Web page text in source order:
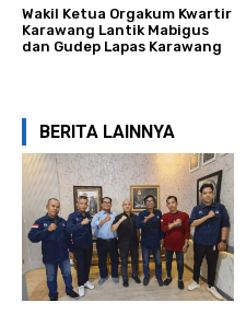
Wakil Ketua Orgakum Kwartir
Karawang Lantik Mabigus
dan Gudep Lapas Karawang
BERITA LAINNYA